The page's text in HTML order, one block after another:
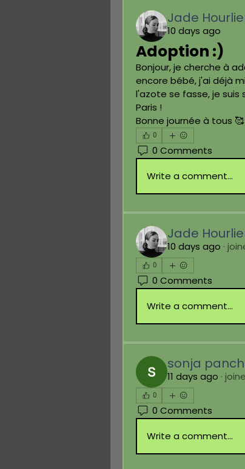
Jade
10 days ago
Adoption :)
Bonjour, je cherche à
encore bébé, j'ai déjà
l'azote se fasse, je suis
Paris !
Bonne journée à tous 🥰
0
0 Comments
Write a comment...
Jade
10 days ago ·
0
0 Comments
Write a comment...
sonja
11 days ago ·
0
0 Comments
Write a comment...